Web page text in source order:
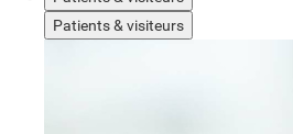
Patients & visiteurs